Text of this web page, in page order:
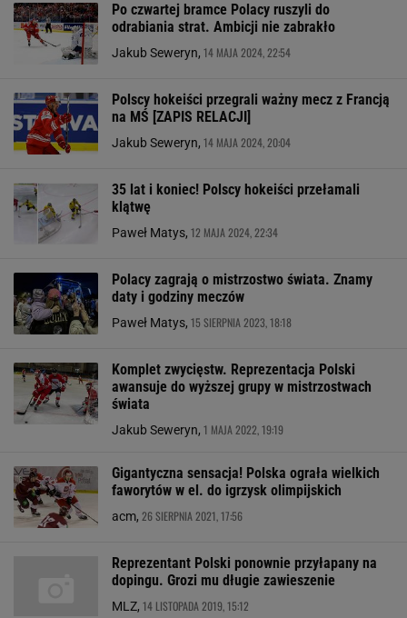
Po czwartej bramce Polacy ruszyli do
odrabiania strat. Ambicji nie zabrakło
Jakub Seweryn, 14 MAJA 2024, 22:54
Polscy hokeiści przegrali ważny mecz z Francją
na MŚ [ZAPIS RELACJI]
Jakub Seweryn, 14 MAJA 2024, 20:04
35 lat i koniec! Polscy hokeiści przełamali
klątwę
Paweł Matys, 12 MAJA 2024, 22:34
Polacy zagrają o mistrzostwo świata. Znamy
daty i godziny meczów
Paweł Matys, 15 SIERPNIA 2023, 18:18
Komplet zwycięstw. Reprezentacja Polski
awansuje do wyższej grupy w mistrzostwach
świata
Jakub Seweryn, 1 MAJA 2022, 19:19
Gigantyczna sensacja! Polska ograła wielkich
faworytów w el. do igrzysk olimpijskich
acm, 26 SIERPNIA 2021, 17:56
Reprezentant Polski ponownie przyłapany na
dopingu. Grozi mu długie zawieszenie
MLZ, 14 LISTOPADA 2019, 15:12